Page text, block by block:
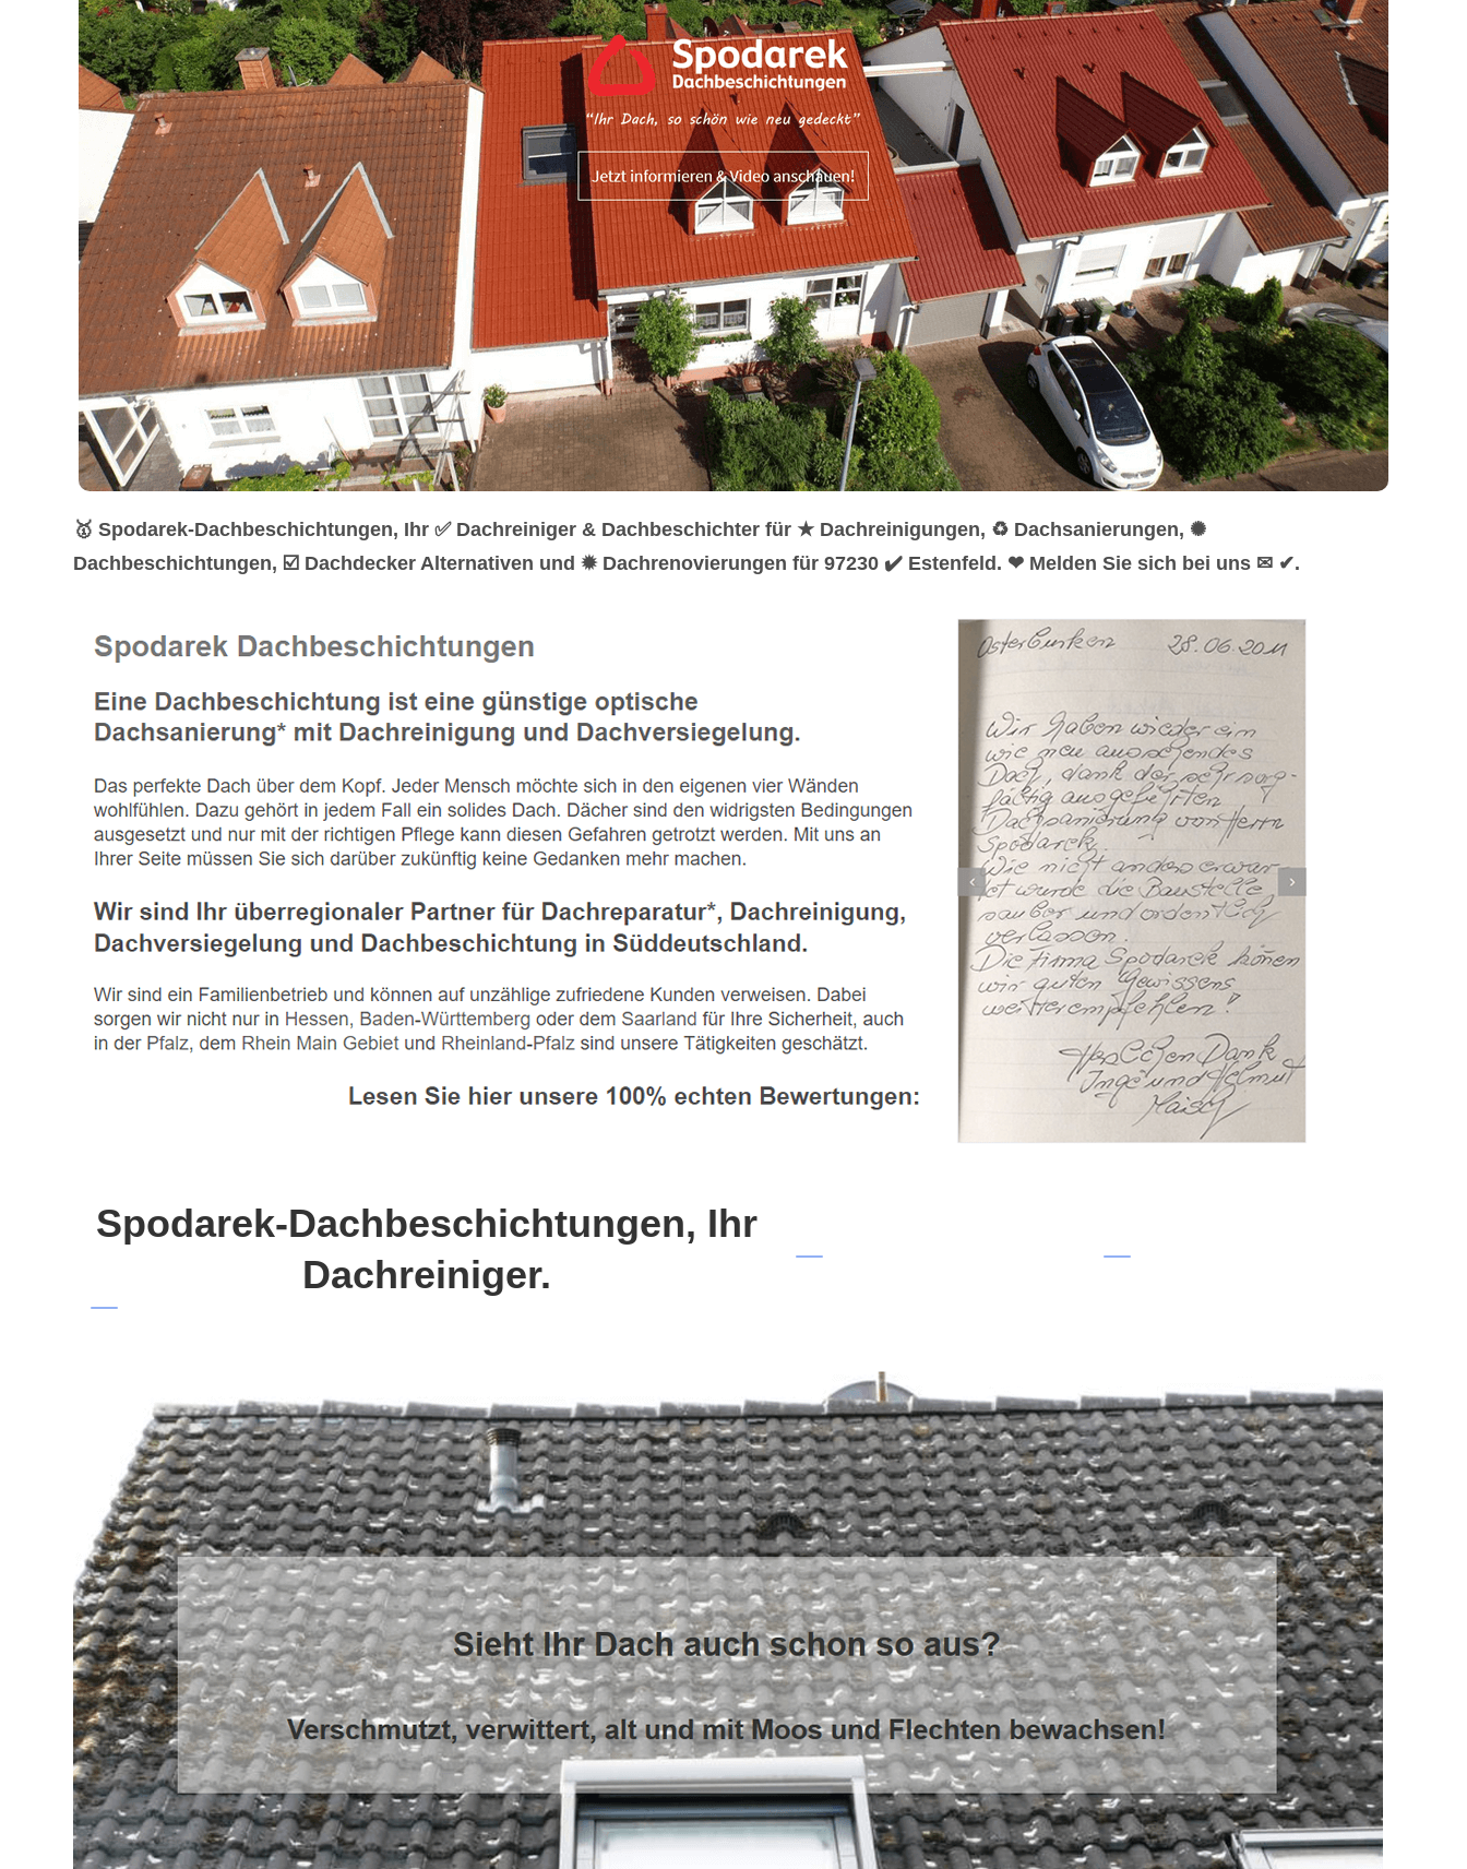
🥇 Spodarek-Dachbeschichtungen, Ihr ✅ Dachreiniger & Dachbeschichter für ★ Dachreinigungen, ♻ Dachsanierungen, ✺
Dachbeschichtungen, ☑️ Dachdecker Alternativen und ✹ Dachrenovierungen für 97230 ✔️ Estenfeld. ❤ Melden Sie sich bei uns ✉ ✔.
Spodarek-Dachbeschichtungen, Ihr
Dachreiniger.